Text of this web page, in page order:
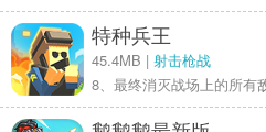
特种兵王
45.4MB | 射击枪战